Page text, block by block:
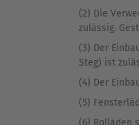
(2) Die
zulässig.
(3) Der
Steg) ist
(4) Der
(5)
(6) Rolläden